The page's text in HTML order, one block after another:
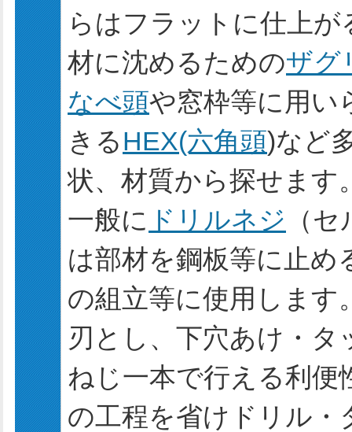
らはフラットに仕上が
材に沈めるためのザグ
なべ頭や窓枠等に用い
きるHEX(六角頭)など
状、材質から探せます
一般に ドリルネジ （
は部材を鋼板等に止め
の組立等に使用します
刃とし、下穴あけ・
ねじ一本で行える利便
の工程を省けドリル・